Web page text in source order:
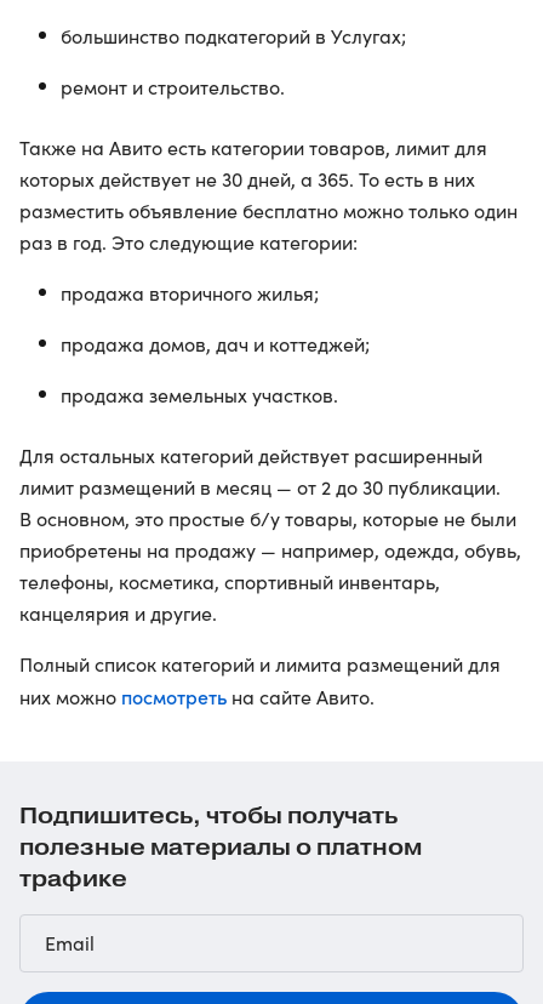
большинство подкатегорий в Услугах;
ремонт и строительство.
Также на Авито есть категории товаров, лимит для
которых действует не 30 дней, а 365. То есть в них
разместить объявление бесплатно можно только один
раз в год. Это следующие категории:
продажа вторичного жилья;
продажа домов, дач и коттеджей;
продажа земельных участков.
Для остальных категорий действует расширенный
лимит размещений в месяц — от 2 до 30 публикации.
В основном, это простые б/у товары, которые не были
приобретены на продажу — например, одежда, обувь,
телефоны, косметика, спортивный инвентарь,
канцелярия и другие.
Полный список категорий и лимита размещений для
них можно посмотреть на сайте Авито.
Подпишитесь, чтобы получать
полезные материалы о платном
трафике